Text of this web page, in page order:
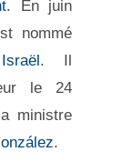
. En juin
nommé
Israël. Il
le 24
ministre
.